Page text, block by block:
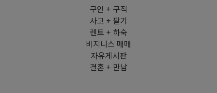
구인 + 구직
사고 + 팔기
렌트 + 하숙
비지니스 매매
자유게시판
결혼 + 만남